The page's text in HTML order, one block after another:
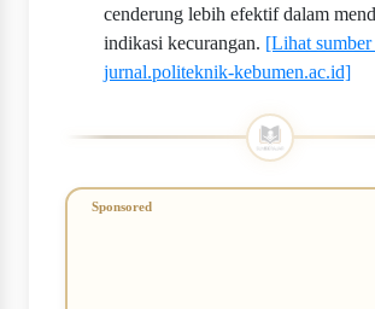
cenderung lebih efektif dalam
indikasi kecurangan. [Lihat
jurnal.politeknik-kebumen.ac.id]